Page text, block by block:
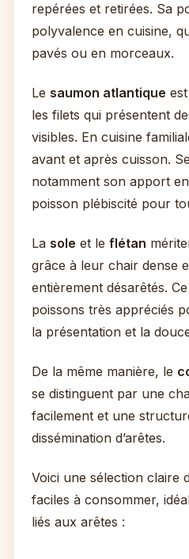
repérées et retirées. Sa
polyvalence en cuisine,
pavés ou en morceaux.
Le saumon atlantique
les filets qui présentent
visibles. En cuisine
avant et après cuisson.
notamment son apport
poisson plébiscité pour
La sole et le flétan
grâce à leur chair dense
entièrement désarêtés.
poissons très appréciés
la présentation et la
De la même manière, le
se distinguent par une
facilement et une
dissémination d’arêtes.
Voici une sélection claire
faciles à consommer,
liés aux arêtes :